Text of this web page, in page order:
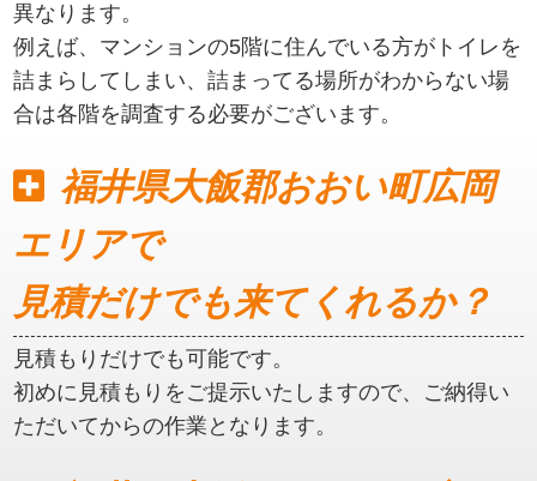
異なります。
例えば、マンションの5階に住んでいる方がトイレを
詰まらしてしまい、詰まってる場所がわからない場
合は各階を調査する必要がございます。
福井県大飯郡おおい町広岡
エリアで
見積だけでも来てくれるか？
見積もりだけでも可能です。
初めに見積もりをご提示いたしますので、ご納得い
ただいてからの作業となります。